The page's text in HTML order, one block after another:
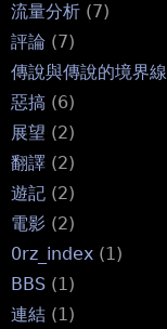
流量分析 (7)
評論 (7)
傳說與傳說的境界線
惡搞 (6)
展望 (2)
翻譯 (2)
遊記 (2)
電影 (2)
0rz_index (1)
BBS (1)
連結 (1)